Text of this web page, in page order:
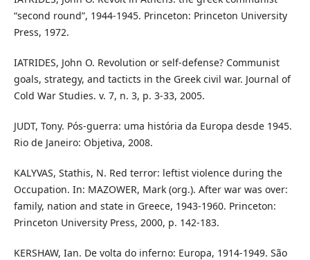
“second round”, 1944-1945. Princeton: Princeton University
Press, 1972.
IATRIDES, John O. Revolution or self-defense? Communist
goals, strategy, and tacticts in the Greek civil war. Journal of
Cold War Studies. v. 7, n. 3, p. 3-33, 2005.
JUDT, Tony. Pós-guerra: uma história da Europa desde 1945.
Rio de Janeiro: Objetiva, 2008.
KALYVAS, Stathis, N. Red terror: leftist violence during the
Occupation. In: MAZOWER, Mark (org.). After war was over:
family, nation and state in Greece, 1943-1960. Princeton:
Princeton University Press, 2000, p. 142-183.
KERSHAW, Ian. De volta do inferno: Europa, 1914-1949. São